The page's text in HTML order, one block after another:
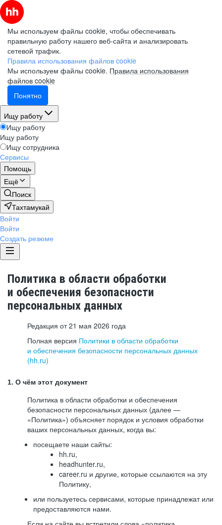
Мы используем файлы cookie, чтобы обеспечивать
правильную работу нашего веб-сайта и анализировать
сетевой трафик.
Правила использования файлов cookie
Мы используем файлы cookie. Правила использования
файлов cookie
Понятно
Ищу работу
Ищу работу
Ищу работу
Ищу сотрудника
Сервисы
Помощь
Ещё
Поиск
Тахтамукай
Войти
Войти
Создать резюме
Политика в области обработки
и обеспечения безопасности
персональных данных
Редакция от 21 мая 2026 года
Полная версия Политики в области обработки
и обеспечения безопасности персональных данных
(hh.ru)
1. О чём этот документ
Политика в области обработки и обеспечения
безопасности персональных данных (далее —
«Политика») объясняет порядок и условия обработки
ваших персональных данных, когда вы:
посещаете наши сайты:
hh.ru,
headhunter.ru,
career.ru и другие, которые ссылаются на эту
Политику,
или пользуетесь сервисами, которые принадлежат или
предоставляются нами.